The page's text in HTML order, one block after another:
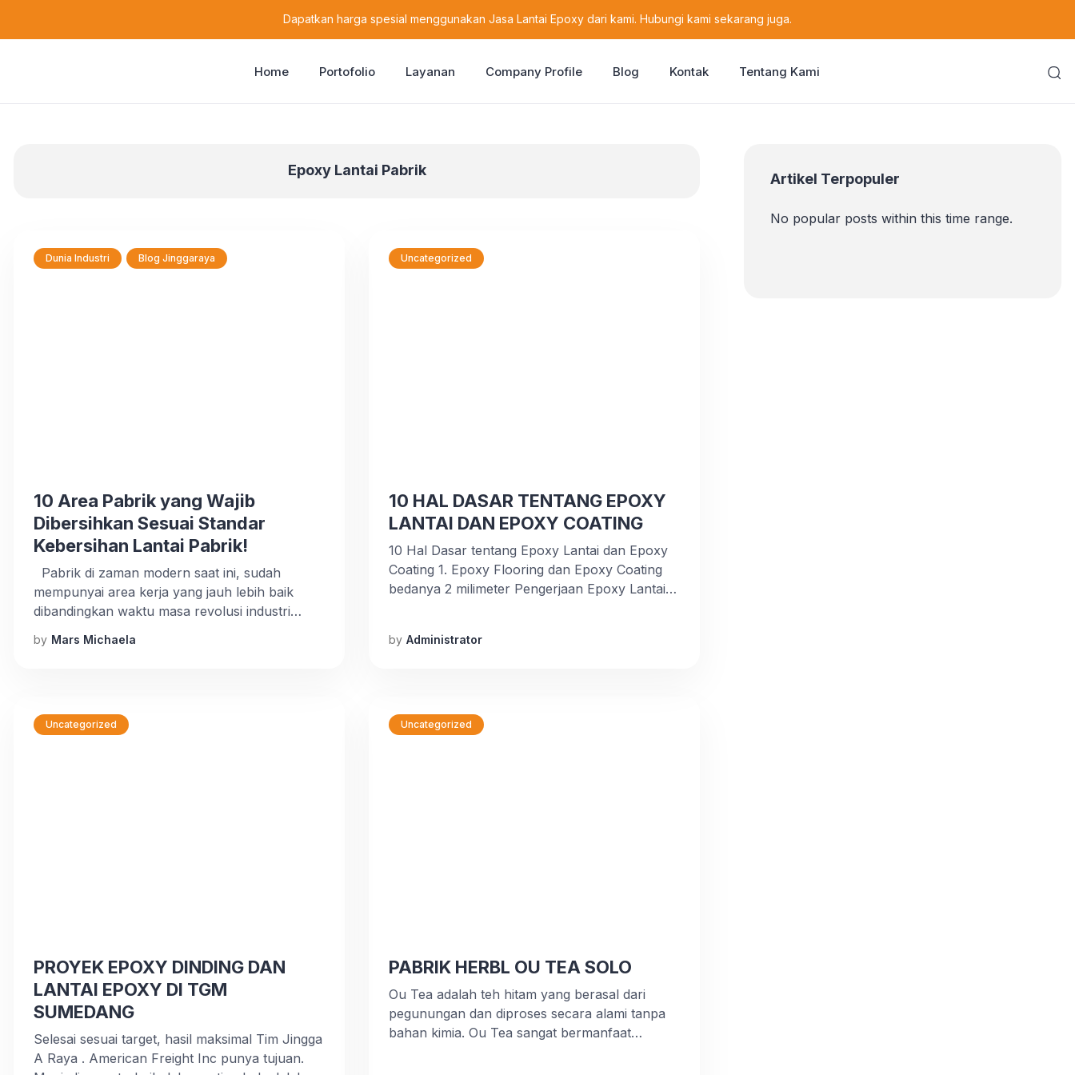
Dapatkan harga spesial menggunakan Jasa Lantai Epoxy dari kami. Hubungi kami sekarang juga.
Home Portofolio Layanan Company Profile Blog Kontak Tentang Kami
Epoxy Lantai Pabrik
Dunia Industri Blog Jinggaraya
10 Area Pabrik yang Wajib
Dibersihkan Sesuai Standar
Kebersihan Lantai Pabrik!
Pabrik di zaman modern saat ini, sudah
mempunyai area kerja yang jauh lebih baik
dibandingkan waktu masa revolusi industri
zaman dulu. Meskipun memiliki area kerja yang
lebih baik, kebersihan pada area pabrik juga
produksi. Selain itu, Anda juga […]
by Mars Michaela
Uncategorized
10 HAL DASAR TENTANG EPOXY
LANTAI DAN EPOXY COATING
10 Hal Dasar tentang Epoxy Lantai dan Epoxy
Coating 1. Epoxy Flooring dan Epoxy Coating
bedanya 2 milimeter Pengerjaan Epoxy Lantai
kurang dari itu maka disebut Epoxy Coating /
by Administrator
Uncategorized
PROYEK EPOXY DINDING DAN
LANTAI EPOXY DI TGM
SUMEDANG
Selesai sesuai target, hasil maksimal Tim Jingga
A Raya . American Freight Inc punya tujuan.
Uncategorized
PABRIK HERBL OU TEA SOLO
Ou Tea adalah teh hitam yang berasal dari
pegunungan dan diproses secara alami tanpa
bahan kimia. Ou Tea sangat bermanfaat
Artikel Terpopuler
No popular posts within this time range.